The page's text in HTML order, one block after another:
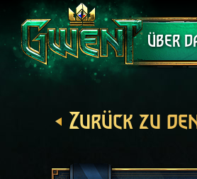
ÜBER
Support
Zurück zu